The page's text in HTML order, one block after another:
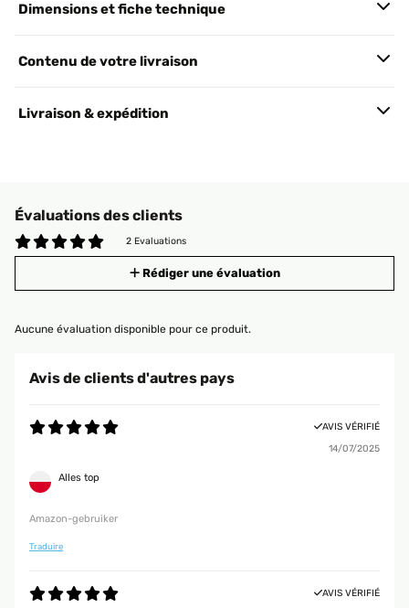
Dimensions et fiche technique
Contenu de votre livraison
Livraison & expédition
Évaluations des clients
2 Evaluations
Rédiger une évaluation
Aucune évaluation disponible pour ce produit.
Avis de clients d'autres pays
AVIS VÉRIFIÉ
14/07/2025
Alles top
Amazon-gebruiker
Traduire
AVIS VÉRIFIÉ